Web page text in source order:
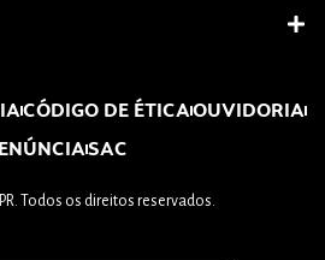
CÓDIGO DE ÉTICAOUVIDORIA
SAC
Todos os direitos reservados.